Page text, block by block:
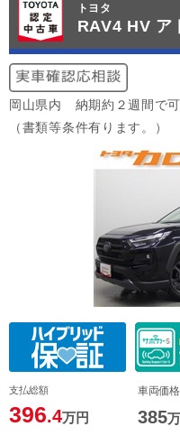
トヨタ
RAV4 HV ア
岡山県内 納期約２週間で
（書類等条件有ります。）
支払総額
396.4万円
車両価格
385